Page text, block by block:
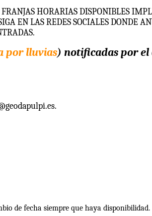
HORARIAS DISPONIBLES
EN LAS REDES SOCIALES DONDE
por lluvias) notificadas por
de fecha siempre que haya disponibilidad.